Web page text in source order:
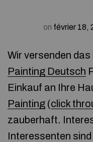
on février 18,
Wir versenden
Painting Deutsch
Einkauf an Ihre
Painting (click
zauberhaft.
Interessenten